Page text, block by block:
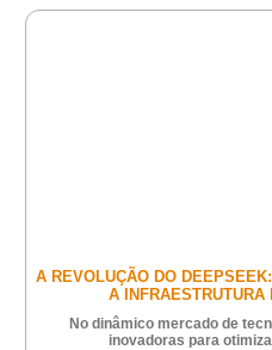
A REVOLUÇÃO DO
A INFRAESTRUTURA
No dinâmico mercado de
inovadoras para